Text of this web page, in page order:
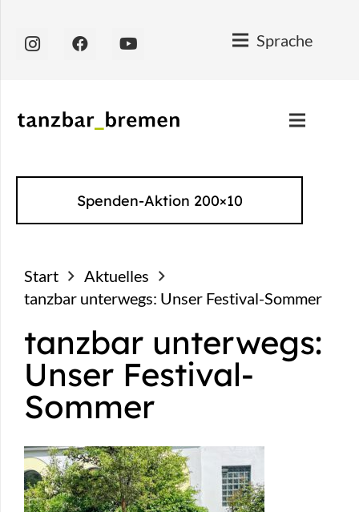
Sprache
Spenden-Aktion 200×10
Start
Aktuelles
tanzbar unterwegs: Unser Festival-Sommer
tanzbar unterwegs:
Unser Festival-
Sommer